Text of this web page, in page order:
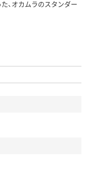
、オカムラのスタンダー